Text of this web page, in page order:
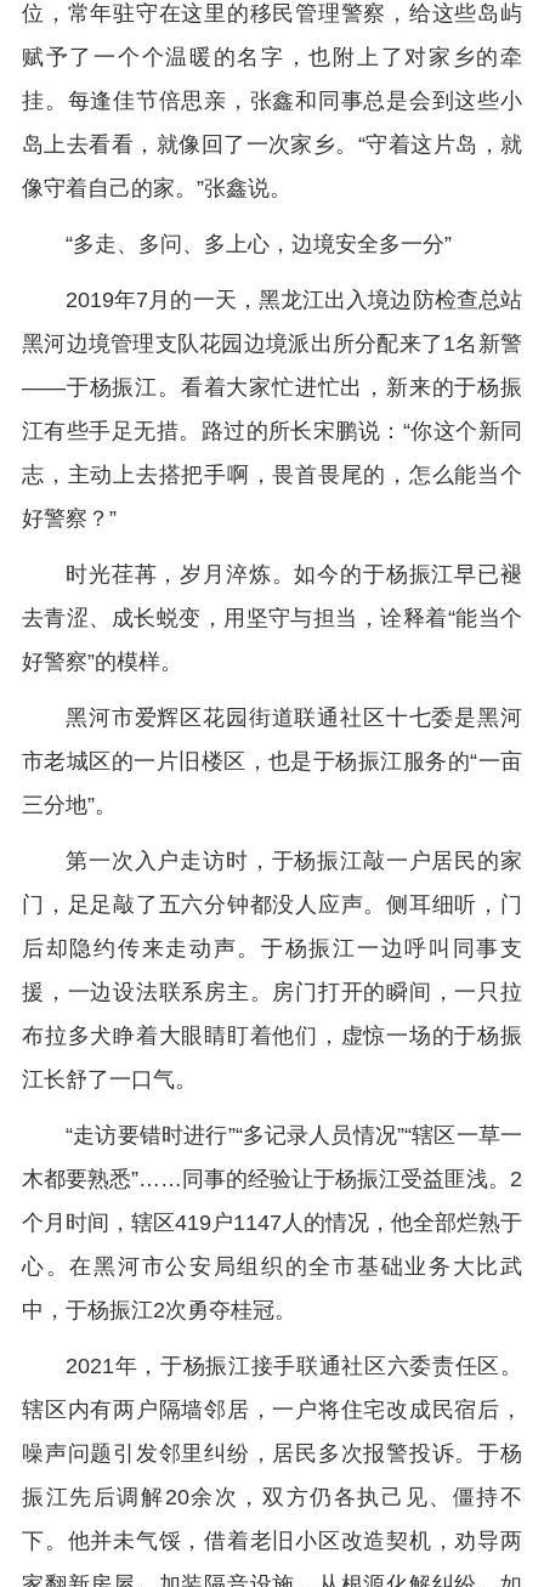
位，常年驻守在这里的移民管理警察，给这些岛屿
赋予了一个个温暖的名字，也附上了对家乡的牵
挂。每逢佳节倍思亲，张鑫和同事总是会到这些小
岛上去看看，就像回了一次家乡。“守着这片岛，就
像守着自己的家。”张鑫说。
“多走、多问、多上心，边境安全多一分”
2019年7月的一天，黑龙江出入境边防检查总站
黑河边境管理支队花园边境派出所分配来了1名新警
——于杨振江。看着大家忙进忙出，新来的于杨振
江有些手足无措。路过的所长宋鹏说：“你这个新同
志，主动上去搭把手啊，畏首畏尾的，怎么能当个
好警察？”
时光荏苒，岁月淬炼。如今的于杨振江早已褪
去青涩、成长蜕变，用坚守与担当，诠释着“能当个
好警察”的模样。
黑河市爱辉区花园街道联通社区十七委是黑河
市老城区的一片旧楼区，也是于杨振江服务的“一亩
三分地”。
第一次入户走访时，于杨振江敲一户居民的家
门，足足敲了五六分钟都没人应声。侧耳细听，门
后却隐约传来走动声。于杨振江一边呼叫同事支
援，一边设法联系房主。房门打开的瞬间，一只拉
布拉多犬睁着大眼睛盯着他们，虚惊一场的于杨振
江长舒了一口气。
“走访要错时进行”“多记录人员情况”“辖区一草一
木都要熟悉”……同事的经验让于杨振江受益匪浅。2
个月时间，辖区419户1147人的情况，他全部烂熟于
心。在黑河市公安局组织的全市基础业务大比武
中，于杨振江2次勇夺桂冠。
2021年，于杨振江接手联通社区六委责任区。
辖区内有两户隔墙邻居，一户将住宅改成民宿后，
噪声问题引发邻里纠纷，居民多次报警投诉。于杨
振江先后调解20余次，双方仍各执己见、僵持不
下。他并未气馁，借着老旧小区改造契机，劝导两